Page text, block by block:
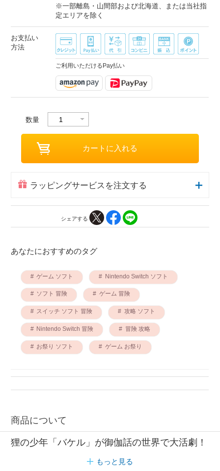
※一部離島・山間部および北海道、または当社指
定エリアを除く
お支払い
方法
ご利用いただけるPay払い
数量
ラッピングサービスを注文する
シェアする
あなたにおすすめのタグ
ゲーム ソフト Nintendo Switch ソフト
ソフト 冒険 ゲーム 冒険
スイッチ ソフト 冒険 攻略 ソフト
Nintendo Switch 冒険 冒険 攻略
お祭り ソフト ゲーム お祭り
商品について
狸の少年「バケル」が御伽話の世界で大活劇！
もっと見る